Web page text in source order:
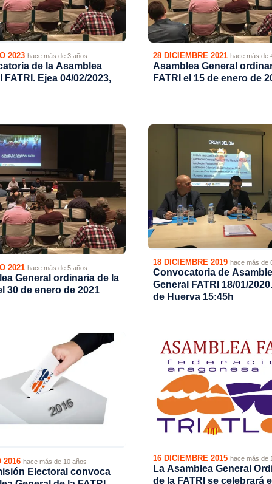
2023 hace más de 3 años
de la Asamblea
FATRI. Ejea 04/02/2023,
28 DICIEMBRE 2021 hace más de
Asamblea General
FATRI el 15 de enero de
2021 hace más de 5 años
General ordinaria de la
30 de enero de 2021
18 DICIEMBRE 2019 hace más de
Convocatoria de
General FATRI 18/01/
de Huerva 15:45h
2016 hace más de 10 años
Electoral convoca
16 DICIEMBRE 2015 hace más de
La Asamblea General
de la FATRI se celebrará